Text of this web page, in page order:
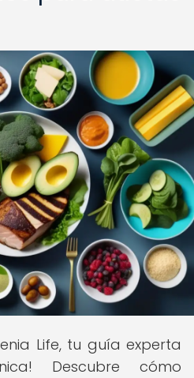
Life, tu guía experta
Descubre cómo